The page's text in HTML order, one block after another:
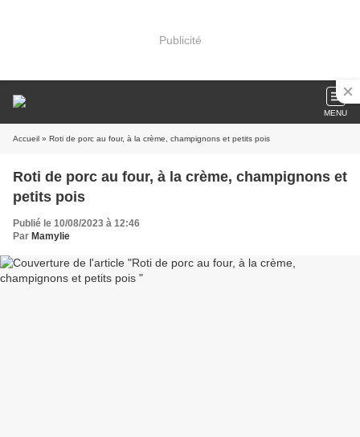
Publicité
MENU
Accueil » Roti de porc au four, à la crème, champignons et petits pois
Roti de porc au four, à la crème, champignons et
petits pois
Publié le 10/08/2023 à 12:46
Par Mamylie